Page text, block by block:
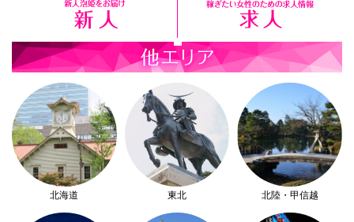
北海道 東北 北陸・甲信越